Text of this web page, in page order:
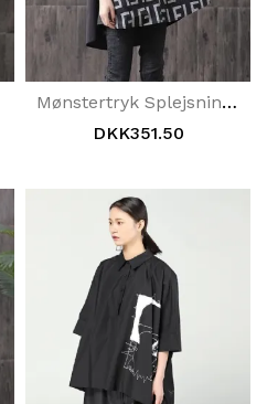
Mønstertryk Splejsning Falsk Todelt Bluse
DKK351.50